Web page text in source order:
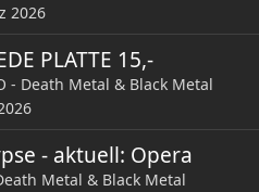
2026
PLATTE 15,-
- Death Metal & Black Metal
- aktuell: Opera
Metal & Black Metal